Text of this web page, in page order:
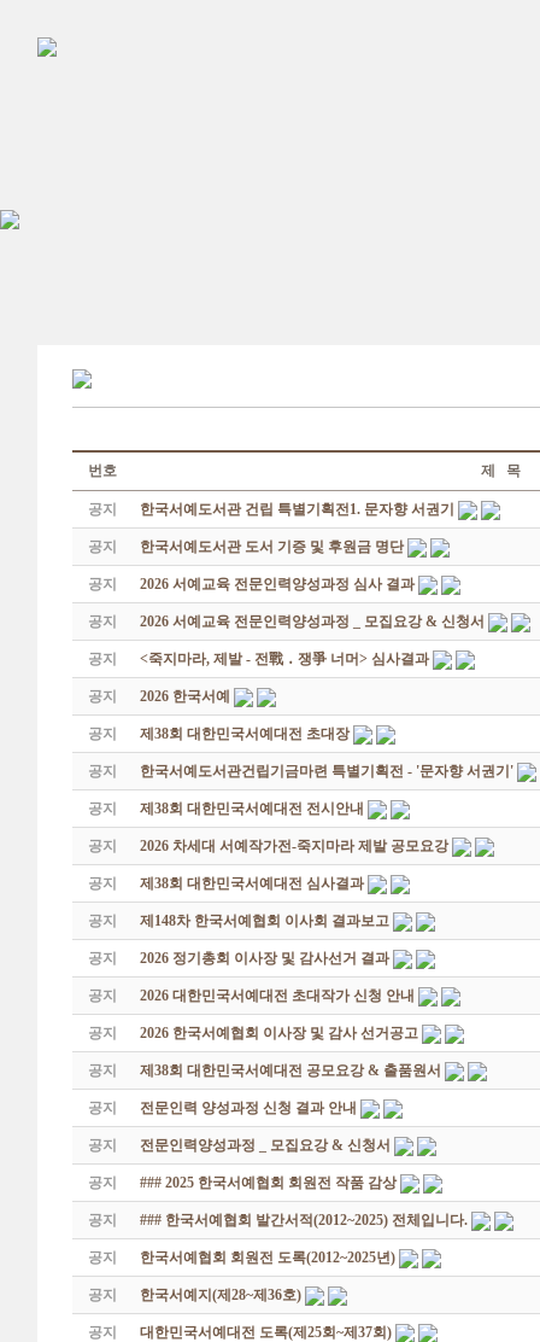
번호 제 목
공지 한국서예도서관 건립 특별기획전1. 문자향 서권기
공지 한국서예도서관 도서 기증 및 후원금 명단
공지 2026 서예교육 전문인력양성과정 심사 결과
공지 2026 서예교육 전문인력양성과정 _ 모집요강 & 신청서
공지 <죽지마라, 제발 - 전戰 ․ 쟁爭 너머> 심사결과
공지 2026 한국서예
공지 제38회 대한민국서예대전 초대장
공지 한국서예도서관건립기금마련 특별기획전 - '문자향 서권기'
공지 제38회 대한민국서예대전 전시안내
공지 2026 차세대 서예작가전-죽지마라 제발 공모요강
공지 제38회 대한민국서예대전 심사결과
공지 제148차 한국서예협회 이사회 결과보고
공지 2026 정기총회 이사장 및 감사선거 결과
공지 2026 대한민국서예대전 초대작가 신청 안내
공지 2026 한국서예협회 이사장 및 감사 선거공고
공지 제38회 대한민국서예대전 공모요강 & 출품원서
공지 전문인력 양성과정 신청 결과 안내
공지 전문인력양성과정 _ 모집요강 & 신청서
공지 ### 2025 한국서예협회 회원전 작품 감상
공지 ### 한국서예협회 발간서적(2012~2025) 전체입니다.
공지 한국서예협회 회원전 도록(2012~2025년)
공지 한국서예지(제28~제36호)
공지 대한민국서예대전 도록(제25회~제37회)